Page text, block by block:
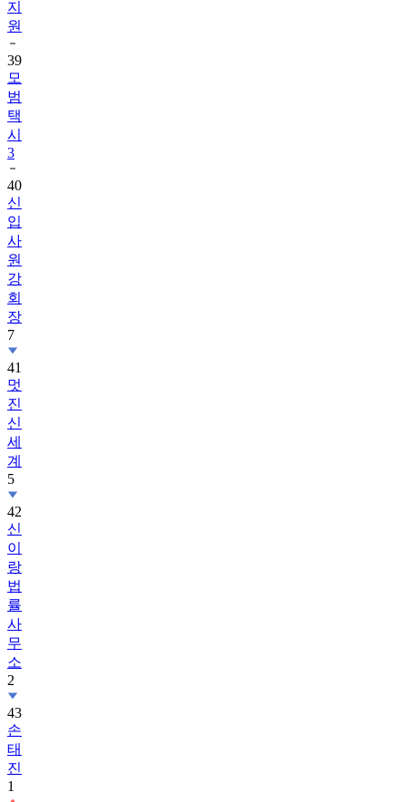
지
원
39
모
범
택
시
3
40
신
입
사
원
강
회
장
7
41
멋
진
신
세
계
5
42
신
이
랑
법
률
사
무
소
2
43
손
태
진
1